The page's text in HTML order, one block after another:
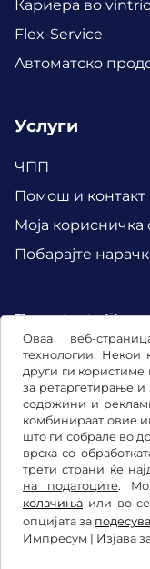
Оваа веб-
технологии. Некои
други ги користиме
за ретаргетирање
содржини и
комбинираат овие
што ги собрале во
врска со
трети страни ќе
на податоците.
колачиња или во
опцијата за
Импресум | Изјава
Кариера во
Flex-Service
Aвтоматско
Услуги
ЧПП
Помош и контакт
Mоја корисничка
Побарајте
Facebook
Општи услови и
Изјава за заштита